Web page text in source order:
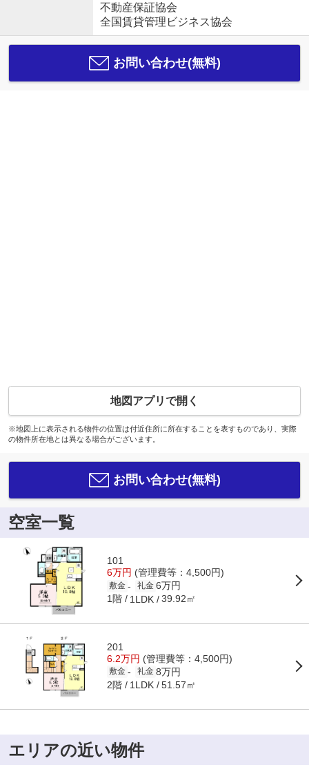
不動産保証協会
全国賃貸管理ビジネス協会
お問い合わせ(無料)
地図アプリで開く
※地図上に表示される物件の位置は付近住所に所在することを表すものであり、実際
の物件所在地とは異なる場合がございます。
お問い合わせ(無料)
空室一覧
101
6万円 (管理費等：4,500円)
敷金 - 礼金 6万円
1階 1LDK 39.92㎡
201
6.2万円 (管理費等：4,500円)
敷金 - 礼金 8万円
2階 1LDK 51.57㎡
エリアの近い物件